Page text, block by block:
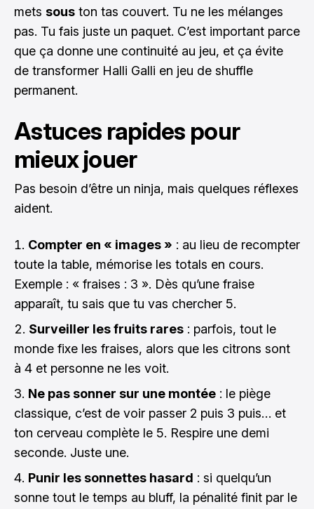
mets sous ton tas couvert. Tu ne les mélanges
pas. Tu fais juste un paquet. C’est important parce
que ça donne une continuité au jeu, et ça évite
de transformer Halli Galli en jeu de shuffle
permanent.
Astuces rapides pour
mieux jouer
Pas besoin d’être un ninja, mais quelques réflexes
aident.
Compter en « images » : au lieu de recompter
toute la table, mémorise les totals en cours.
Exemple : « fraises : 3 ». Dès qu’une fraise
apparaît, tu sais que tu vas chercher 5.
Surveiller les fruits rares : parfois, tout le
monde fixe les fraises, alors que les citrons sont
à 4 et personne ne les voit.
Ne pas sonner sur une montée : le piège
classique, c’est de voir passer 2 puis 3 puis… et
ton cerveau complète le 5. Respire une demi
seconde. Juste une.
Punir les sonnettes hasard : si quelqu’un
sonne tout le temps au bluff, la pénalité finit par le